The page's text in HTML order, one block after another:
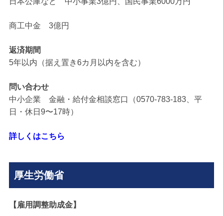
商工中金 3億円
返済期間
5年以内（据え置き6カ月以内を含む）
問い合わせ
中小企業 金融・給付金相談窓口（0570-783-183、平
日・休日9〜17時）
詳しくはこちら
厚生労働省
【雇用調整助成金】